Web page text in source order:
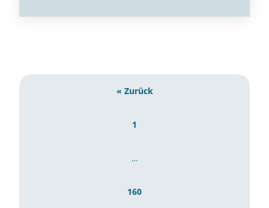
« Zurück
1
…
160